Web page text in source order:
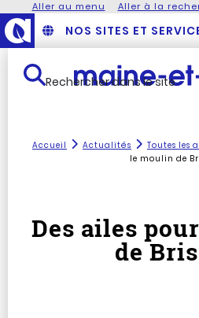
Aller au menu Aller à la
NOS SITES ET
Rechercher dans le site
Accueil Actualités Toutes les
le moulin de
Des ailes
de